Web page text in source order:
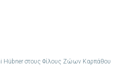
Hübner στους Φίλους Ζώων Καρπάθου